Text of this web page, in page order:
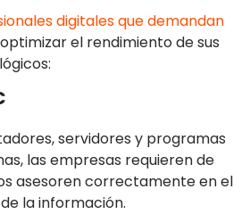
digitales que demandan
el rendimiento de sus
servidores y programas
las empresas requieren de
asesoren correctamente en el
la información.